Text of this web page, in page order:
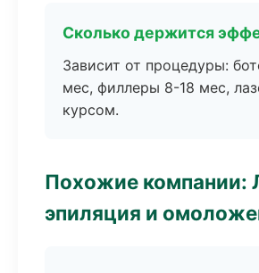
Сколько держится
Зависит от процедуры:
мес, филлеры 8-18 мес,
курсом.
Похожие компании:
эпиляция и